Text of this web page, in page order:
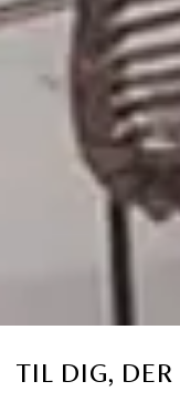
TIL DIG, DER